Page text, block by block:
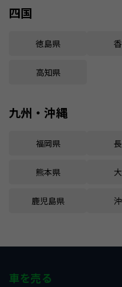
四国
徳島県
高知県
九州・沖縄
福岡県
熊本県
鹿児島県
車を売る